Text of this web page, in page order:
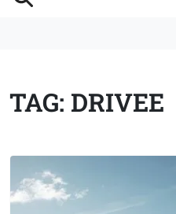
TAG: DRIVEE